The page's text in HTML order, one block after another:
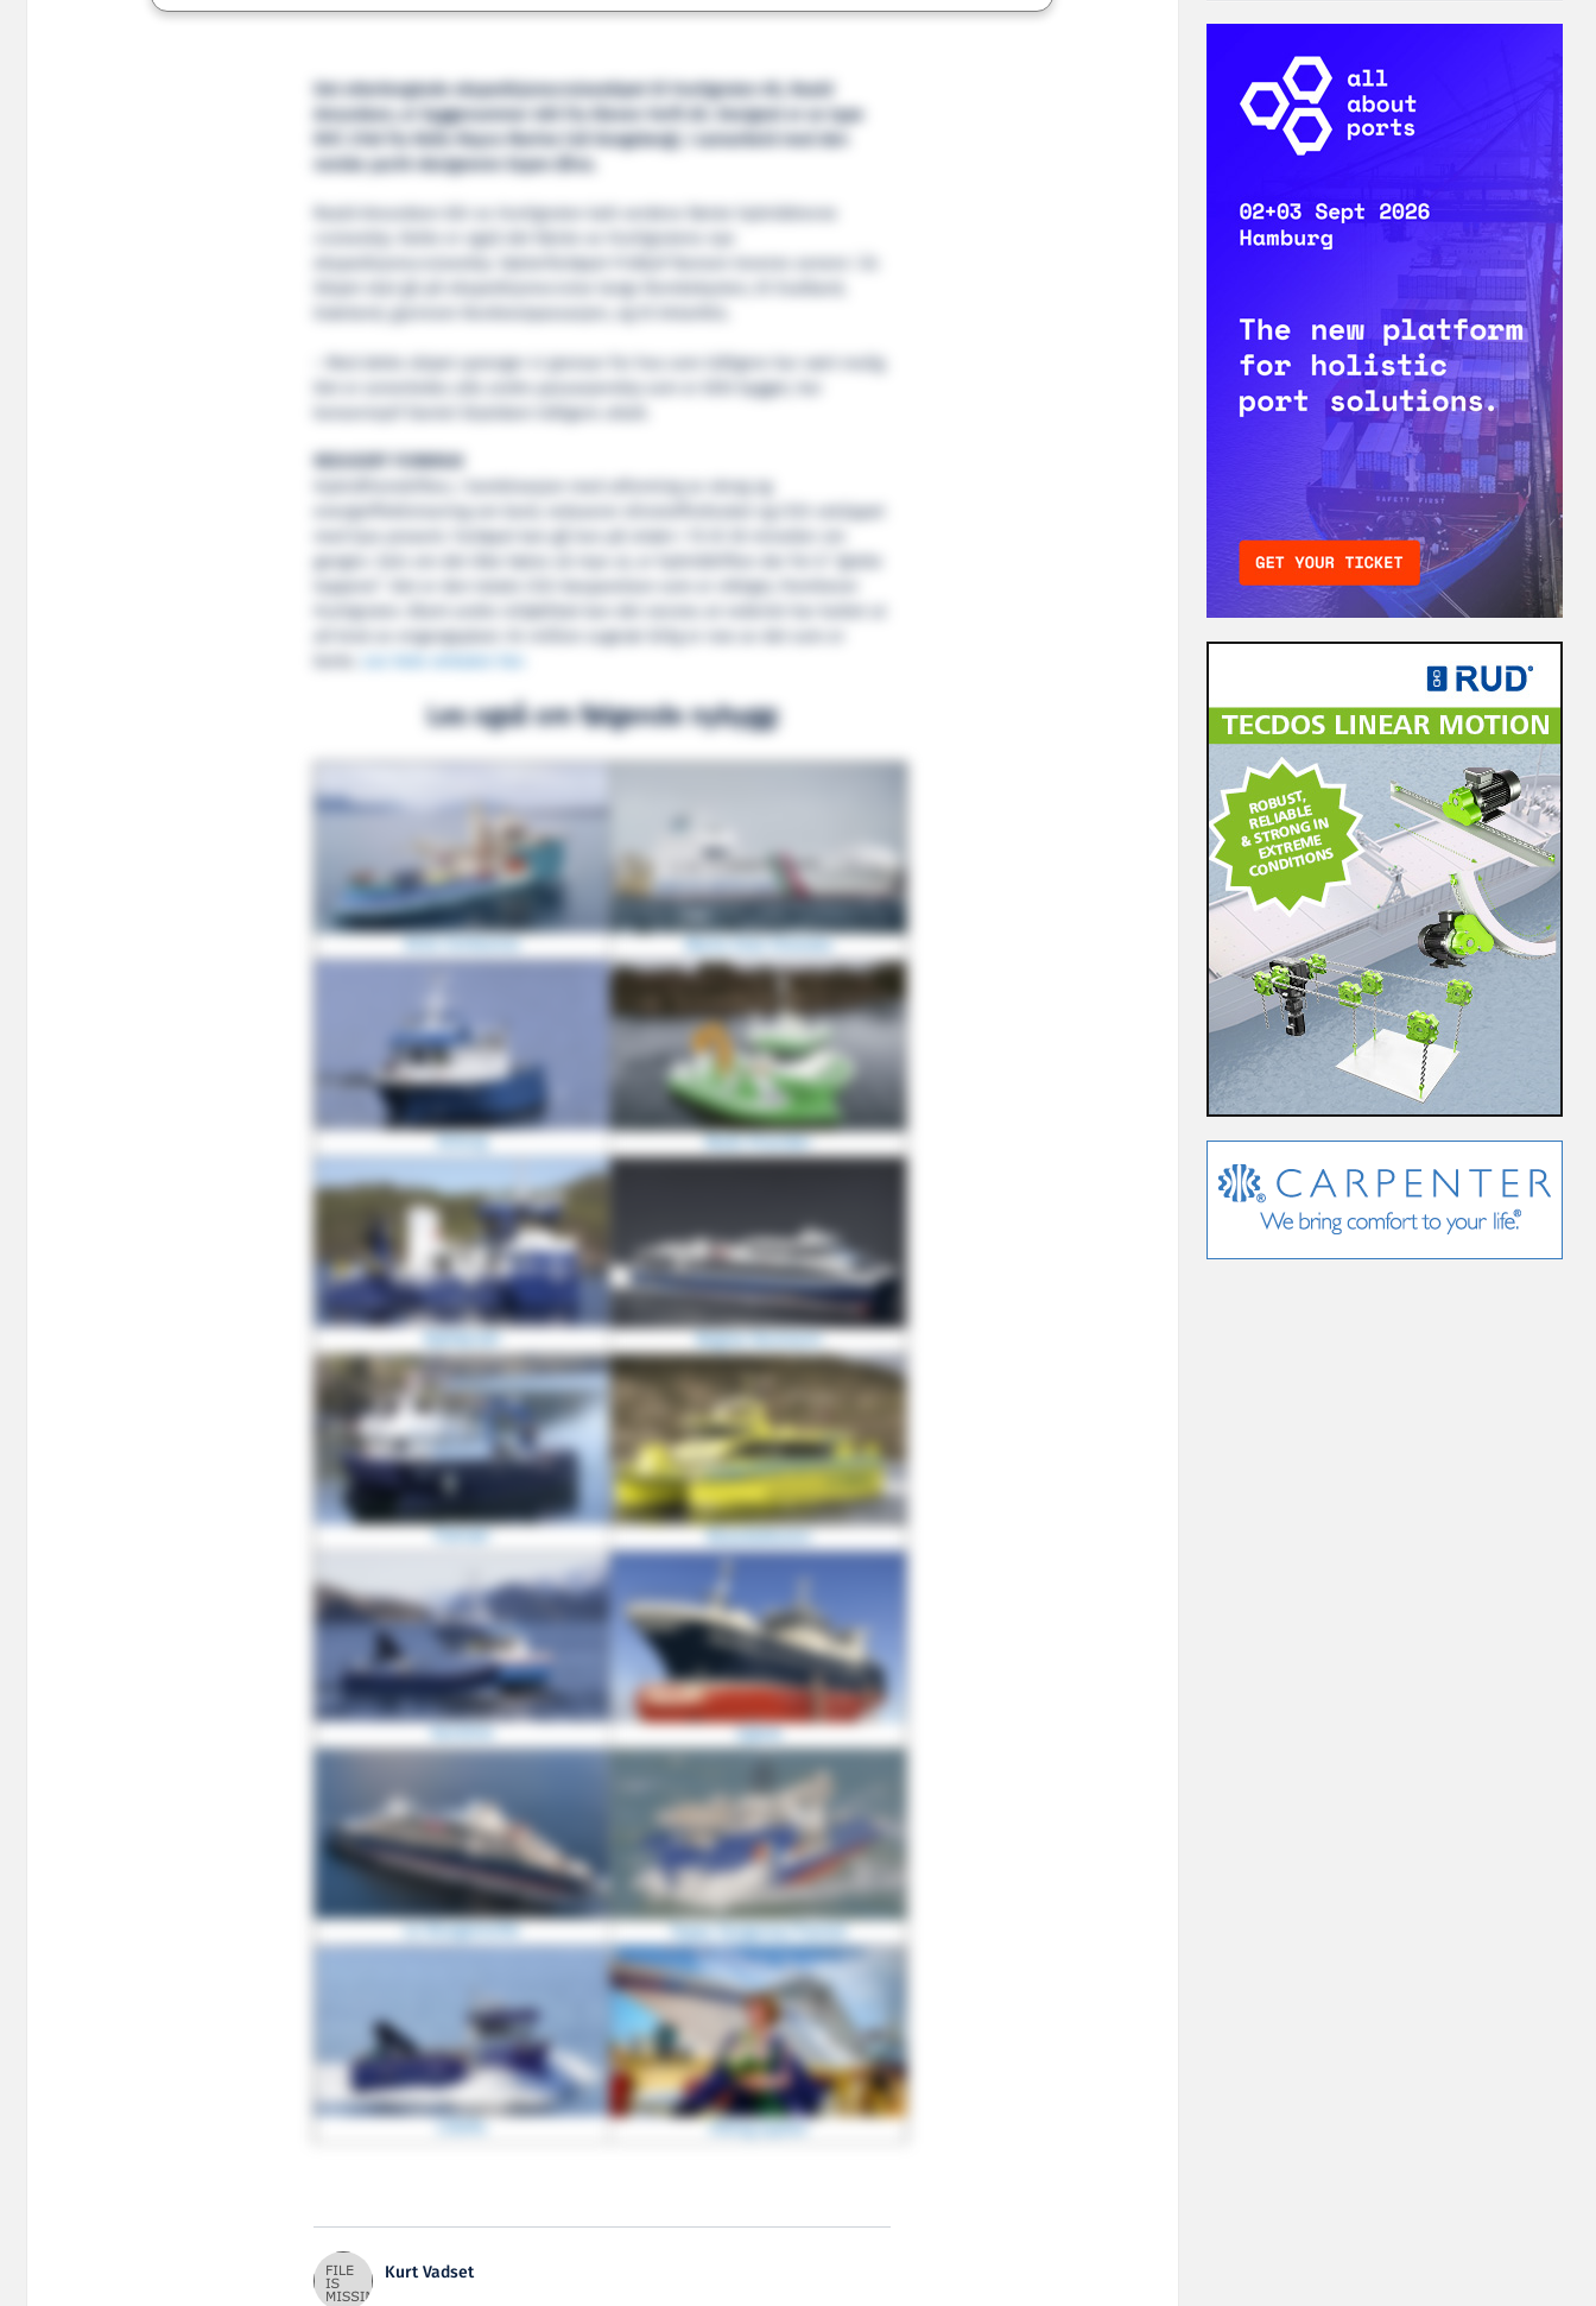
Det etterlengtede ekspedisjonscruiseskipet til Hurtigruten AS, Roald
Amundsen, er byggenummer 400 fra Kleven Verft AS. Designet er av type
NVC 2140 fra Rolls-Royce Marine (nå Kongsberg), i samarbeid med den
norske yacht-designeren Espen Øino.
Roald Amundsen blir av Hurtigruten kalt verdens første hybriddrevne
cruiseskip. Dette er også det første av Hurtigrutens nye
ekspedisjonscruiseskip. Søsterfartøyet Fridtjof Nansen leveres senere i år.
Skipet skal gå på ekspedisjonscruise langs Norskekysten, til Svalbard,
Grønland, gjennom Nordvestpassasjen, og til Antarktis.
– Med dette skipet sprenger vi grenser for hva som tidligere har vært mulig.
Det er annerledes alle andre passasjerskip som er blitt bygget, har
konsernsjef Daniel Skjeldam tidligere uttalt.
REDUSERT FORBRUK
Hybridfremdriften, i kombinasjon med utforming av skrog og
energieffektivisering om bord, reduserer drivstofforbruket og CO2-utslippet
med tjue prosent. Fartøyet kan gå kun på strøm i 15 til 30 minutter om
gangen. Selv om det ikke høres så mye ut, er hybriddriften der for å “glatte
toppene”. Det er den totale CO2-besparelsen som er viktigst, fremhever
Hurtigruten. Blant andre miljøtiltak kan det nevnes at rederiet har kuttet ut
all bruk av engangsplast. En million sugerør årlig er noe av det som er
Les også om følgende nybygg:
Acta Centaurus Maria Graz Onorato
Aslaug Multi Provider
Bjørøyvær Regine Normann
Flatvær Rosedoktoren
Karoline Sjøvik
Le Bougainville Topaz Tangaroa/Tiamat
Lillefix Viking Jupiter
Kurt Vadset